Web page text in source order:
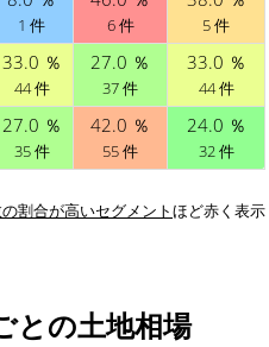
1 件 6 件 5 件
33.0 ％
44 件
27.0 ％
37 件
33.0 ％
44 件
27.0 ％
35 件
42.0 ％
55 件
24.0 ％
32 件
割合が高いセグメントほど赤く表示
との土地相場